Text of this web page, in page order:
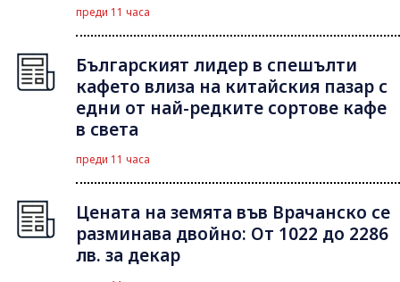
преди 11 часа
Българският лидер в спешълти
кафето влиза на китайския пазар с
едни от най-редките сортове кафе
в света
преди 11 часа
Цената на земята във Врачанско се
разминава двойно: От 1022 до 2286
лв. за декар